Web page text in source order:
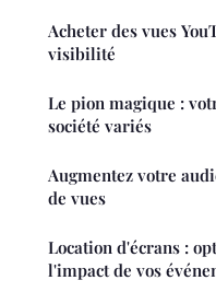
Acheter des vues
visibilité
Le pion magique :
société variés
Augmentez votre
de vues
Location d'écrans :
l'impact de vos